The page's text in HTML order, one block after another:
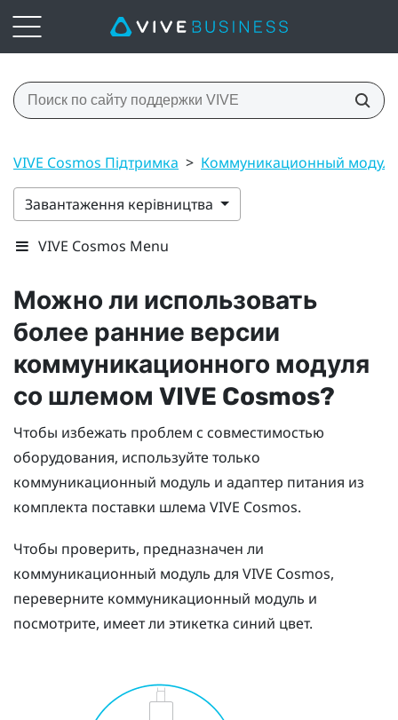
VIVE Cosmos Підтримка > Коммуникационный модуль
Завантаження керівництва
VIVE Cosmos Menu
Можно ли использовать
более ранние версии
коммуникационного модуля
со шлемом VIVE Cosmos?
Чтобы избежать проблем с совместимостью
оборудования, используйте только
коммуникационный модуль и адаптер питания из
комплекта поставки шлема VIVE Cosmos.
Чтобы проверить, предназначен ли
коммуникационный модуль для VIVE Cosmos,
переверните коммуникационный модуль и
посмотрите, имеет ли этикетка синий цвет.